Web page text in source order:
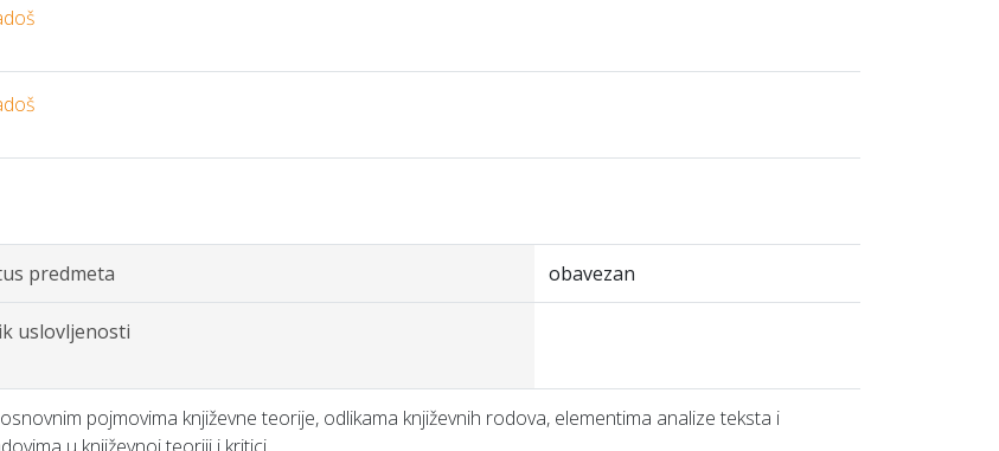
predmeta obavezan
uslovljenosti
pojmovima književne teorije, odlikama književnih rodova, elementima analize teksta i